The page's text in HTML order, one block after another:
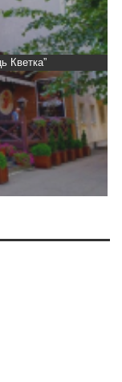
Кветка”